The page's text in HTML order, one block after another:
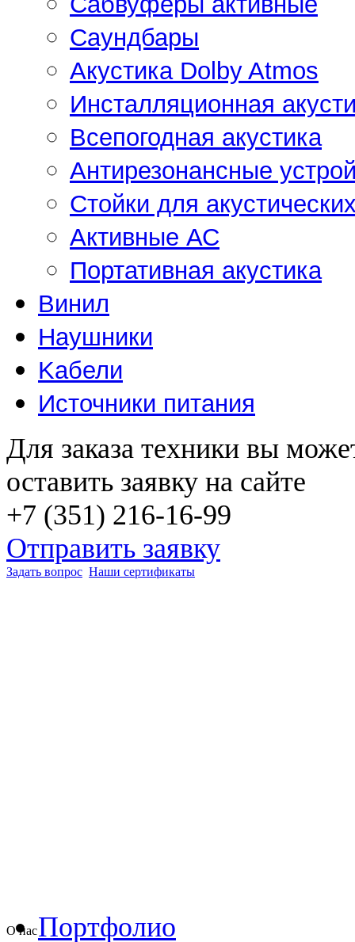
Саундбары
Акустика Dolby Atmos
Инсталляционная
Всепогодная акустика
Антирезонансные
Стойки для
Активные АС
Портативная акустика
Винил
Наушники
Kабели
Источники питания
Для заказа техники вы
оставить заявку на сайте
+7 (351) 216-16-99
Отправить заявку
Задать вопрос Наши сертификаты
О насПортфолио